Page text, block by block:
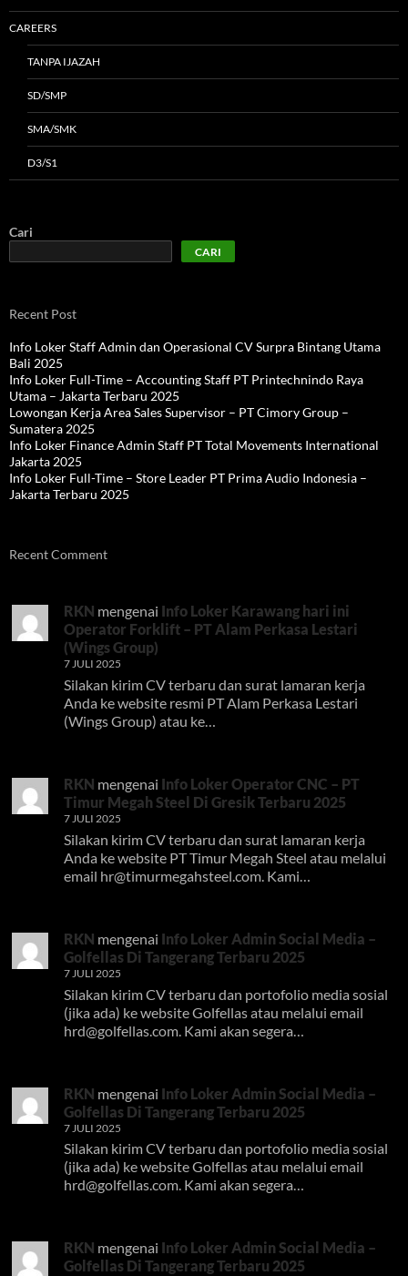
CAREERS
TANPA IJAZAH
SD/SMP
SMA/SMK
D3/S1
Cari
CARI
Recent Post
Info Loker Staff Admin dan Operasional CV Surpra Bintang Utama
Bali 2025
Info Loker Full-Time – Accounting Staff PT Printechnindo Raya
Utama – Jakarta Terbaru 2025
Lowongan Kerja Area Sales Supervisor – PT Cimory Group –
Sumatera 2025
Info Loker Finance Admin Staff PT Total Movements International
Jakarta 2025
Info Loker Full-Time – Store Leader PT Prima Audio Indonesia –
Jakarta Terbaru 2025
Recent Comment
RKN mengenai Info Loker Karawang hari ini
Operator Forklift – PT Alam Perkasa Lestari
(Wings Group)
7 JULI 2025
Silakan kirim CV terbaru dan surat lamaran kerja
Anda ke website resmi PT Alam Perkasa Lestari
(Wings Group) atau ke…
RKN mengenai Info Loker Operator CNC – PT
Timur Megah Steel Di Gresik Terbaru 2025
7 JULI 2025
Silakan kirim CV terbaru dan surat lamaran kerja
Anda ke website PT Timur Megah Steel atau melalui
email hr@timurmegahsteel.com. Kami…
RKN mengenai Info Loker Admin Social Media –
Golfellas Di Tangerang Terbaru 2025
7 JULI 2025
Silakan kirim CV terbaru dan portofolio media sosial
(jika ada) ke website Golfellas atau melalui email
hrd@golfellas.com . Kami akan segera…
RKN mengenai Info Loker Admin Social Media –
Golfellas Di Tangerang Terbaru 2025
7 JULI 2025
Silakan kirim CV terbaru dan portofolio media sosial
(jika ada) ke website Golfellas atau melalui email
hrd@golfellas.com. Kami akan segera…
RKN mengenai Info Loker Admin Social Media –
Golfellas Di Tangerang Terbaru 2025